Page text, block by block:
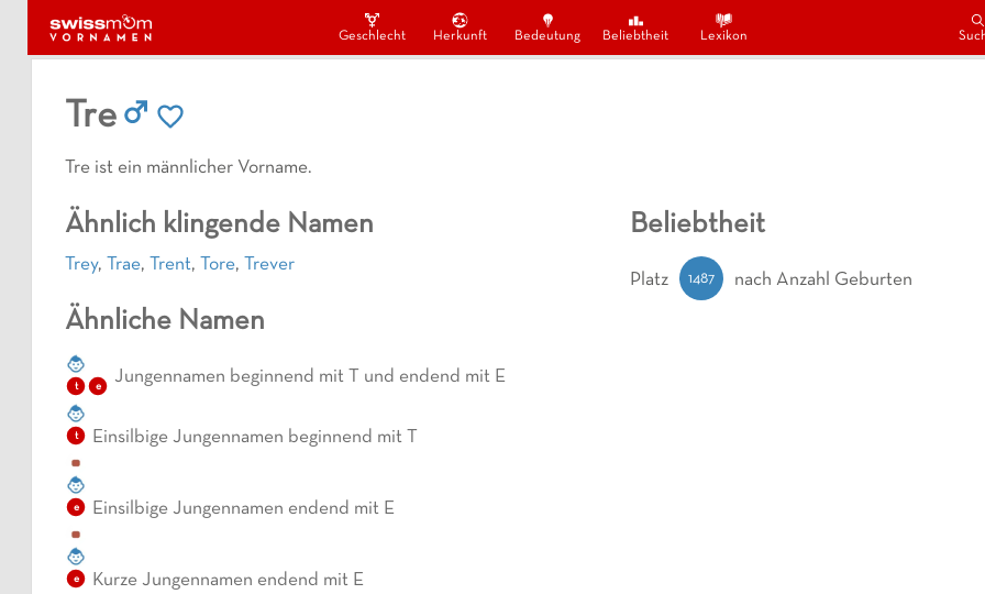
Geschlecht Herkunft Bedeutung Beliebtheit Lexikon
Tre
Tre ist ein männlicher Vorname.
Ähnlich klingende Namen
Trey, Trae, Trent, Tore, Trever
Ähnliche Namen
t e Jungennamen beginnend mit T und endend mit E
t Einsilbige Jungennamen beginnend mit T
e Einsilbige Jungennamen endend mit E
e Kurze Jungennamen endend mit E
Beliebtheit
Platz 1487 nach Anzahl Geburten